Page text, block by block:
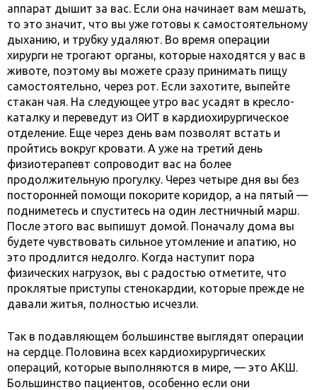
аппарат дышит за вас. Если она начинает вам мешать,
то это значит, что вы уже готовы к самостоятельному
дыханию, и трубку удаляют. Во время операции
хирурги не трогают органы, которые находятся у вас в
животе, поэтому вы можете сразу принимать пищу
самостоятельно, через рот. Если захотите, выпейте
стакан чая. На следующее утро вас усадят в кресло-
каталку и переведут из ОИТ в кардиохирургическое
отделение. Еще через день вам позволят встать и
пройтись вокруг кровати. А уже на третий день
физиотерапевт сопроводит вас на более
продолжительную прогулку. Через четыре дня вы без
посторонней помощи покорите коридор, а на пятый —
подниметесь и спуститесь на один лестничный марш.
После этого вас выпишут домой. Поначалу дома вы
будете чувствовать сильное утомление и апатию, но
это продлится недолго. Когда наступит пора
физических нагрузок, вы с радостью отметите, что
проклятые приступы стенокардии, которые прежде не
давали житья, полностью исчезли.
Так в подавляющем большинстве выглядят операции
на сердце. Половина всех кардиохирургических
операций, которые выполняются в мире, — это АКШ.
Большинство пациентов, особенно если они